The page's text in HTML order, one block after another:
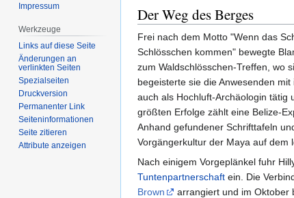
Der Weg des Berges
Frei nach dem Motto "Wenn das
Schlösschen kommen" bewegte
zum Waldschlösschen-Treffen, wo
begeisterte sie die Anwesenden
auch als Hochluft-Archäologin tätig
größten Erfolge zählt eine Belize-
Anhand gefundener Schrifttafeln
Vorgängerkultur der Maya auf dem
Nach einigem Vorgeplänkel fuhr
Tuntenpartnerschaft ein. Die
Brown
arrangiert und im Oktober
Impressum
Werkzeuge
Links auf diese Seite
Änderungen an
verlinkten Seiten
Spezialseiten
Druckversion
Permanenter Link
Seiten­­informationen
Seite zitieren
Attribute anzeigen